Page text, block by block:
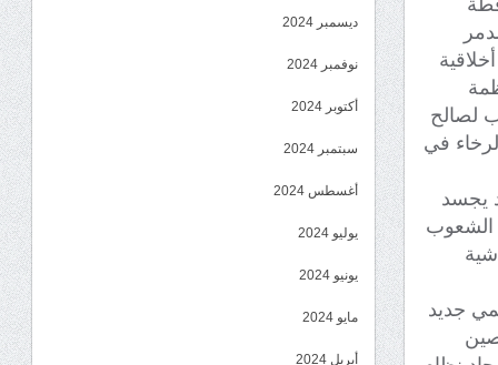
لصالح
في
يجسد
الشعوب
جديد
ديسمبر 2024
نوفمبر 2024
أكتوبر 2024
سبتمبر 2024
أغسطس 2024
يوليو 2024
يونيو 2024
مايو 2024
أبريل 2024